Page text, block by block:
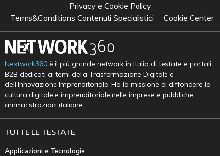
Privacy e Cookie Policy
Terms&Conditions Contenuti Specialistici
Cookie Center
Nextwork360 è il più grande network in Italia di testate e portali
B2B dedicati ai temi della Trasformazione Digitale e
dell’Innovazione Imprenditoriale. Ha la missione di diffondere la
cultura digitale e imprenditoriale nelle imprese e pubbliche
amministrazioni italiane.
TUTTE LE TESTATE
Applicazioni e Tecnologie